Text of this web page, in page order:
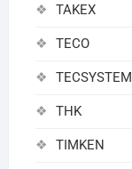
TAKEX
TECO
TECSYSTEM
THK
TIMKEN